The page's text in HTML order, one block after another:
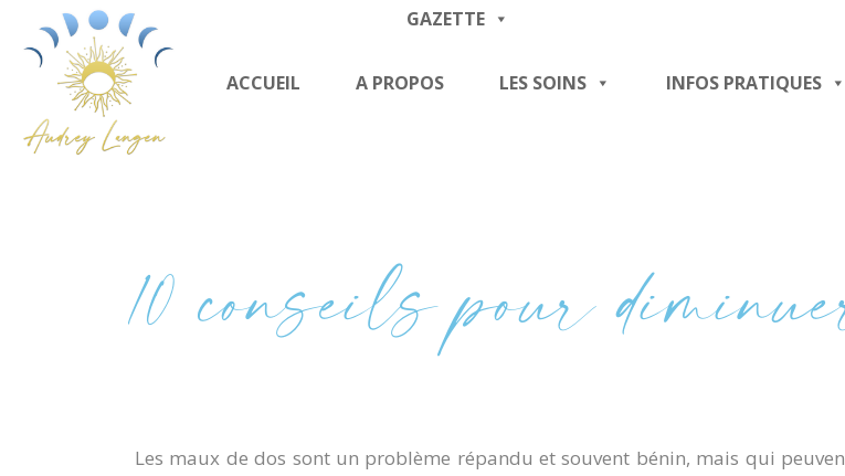
ACCUEIL A PROPOS LES SOINS INFOS PRATIQUES
GAZETTE
10 conseils pour
Les maux de dos sont un problème répandu et souvent bénin, mais qui